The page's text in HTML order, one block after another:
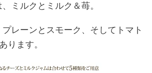
ミルクとミルク＆苺。
レーンとスモーク、そしてトマト
ります。